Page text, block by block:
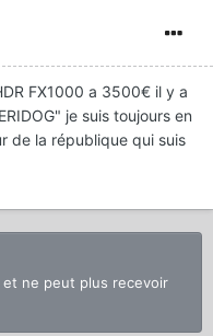
FX1000 a 3500€ il y a
je suis toujours en
de la république qui suis
ne peut plus recevoir